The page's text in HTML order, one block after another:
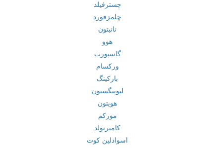
چسترفیلد
چلمزفورد
نانیتون
هوو
گاسپورت
ورکسام
بارکینگ
لیوینگستون
هویتون
مورکم
کامبرنولد
اسوادلین کوت